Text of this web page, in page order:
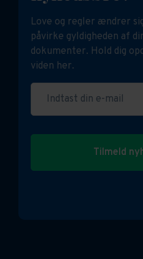
Love og regler ændrer
påvirke gyldigheden af
dokumenter. Hold dig
viden her.
Indtast din e-mail
Tilmeld